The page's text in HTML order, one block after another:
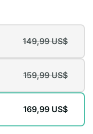
149,99 US$
159,99 US$
169,99 US$